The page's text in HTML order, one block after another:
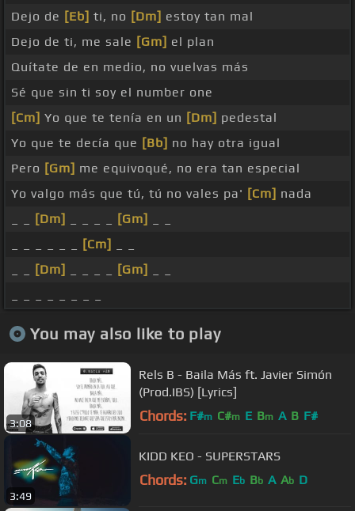
Dejo de [Eb] ti, no [Dm] estoy tan mal
Dejo de ti, me sale [Gm] el plan
Quítate de en medio, no vuelvas más
Sé que sin ti soy el number one
[Cm] Yo que te tenía en un [Dm] pedestal
Yo que te decía que [Bb] no hay otra igual
Pero [Gm] me equivoqué, no era tan especial
Yo valgo más que tú, tú no vales pa' [Cm] nada
[Dm] [Gm]
[Cm]
[Dm] [Gm]
You may also like to play
3:08
Rels B - Baila Más ft. Javier Simón
(Prod.IBS) [Lyrics]
Chords: F#m C#m E Bm A B F#
3:49
KIDD KEO - SUPERSTARS
Chords: Gm Cm Eb Bb A Ab D